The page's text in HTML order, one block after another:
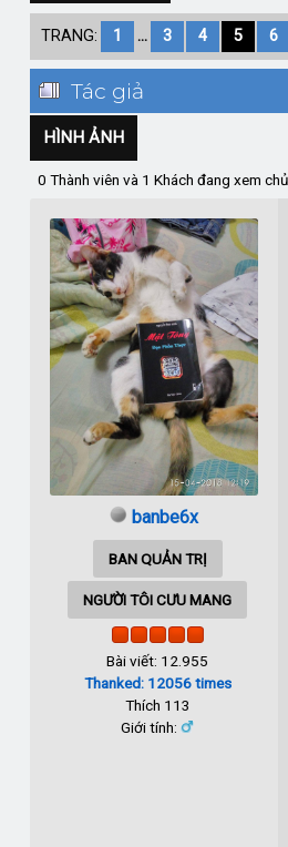
TRANG: 1 ... 3 4 5 6
Tác giả
HÌNH ẢNH
0 Thành viên và 1 Khách đang xem
banbe6x
BAN QUẢN TRỊ
NGƯỜI TÔI CƯU MANG
Bài viết: 12.955
Thanked: 12056 times
Thích 113
Giới tính: